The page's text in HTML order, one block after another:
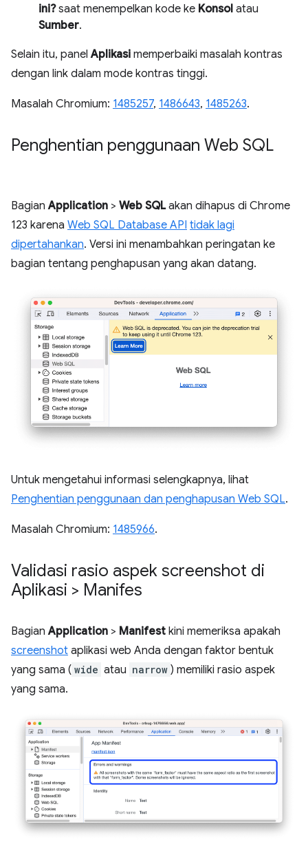
ini?saat menempelkan kode ke Konsol atau
Sumber.
Selain itu, panelAplikasi memperbaiki masalah kontras
dengan link dalam mode kontras tinggi.
Masalah Chromium: 1485257, 1486643, 1485263.
Penghentian penggunaan Web SQL
BagianApplication > Web SQLakan dihapus di Chrome
123 karena Web SQL Database API tidak lagi
dipertahankan. Versi ini menambahkan peringatan ke
bagian tentang penghapusan yang akan datang.
Untuk mengetahui informasi selengkapnya, lihat
Penghentian penggunaan dan penghapusan Web SQL.
Masalah Chromium: 1485966.
Validasi rasio aspek screenshot di
Aplikasi > Manifes
BagianApplication > Manifest kini memeriksa apakah
screenshot aplikasi web Anda dengan faktor bentuk
yang sama ( wide atau narrow ) memiliki rasio aspek
yang sama.